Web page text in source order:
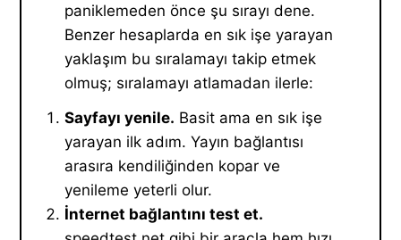
paniklemeden önce şu sırayı dene.
Benzer hesaplarda en sık işe yarayan
yaklaşım bu sıralamayı takip etmek
olmuş; sıralamayı atlamadan ilerle:
Sayfayı yenile. Basit ama en sık işe
yarayan ilk adım. Yayın bağlantısı
arasıra kendiliğinden kopar ve
yenileme yeterli olur.
İnternet bağlantını test et.